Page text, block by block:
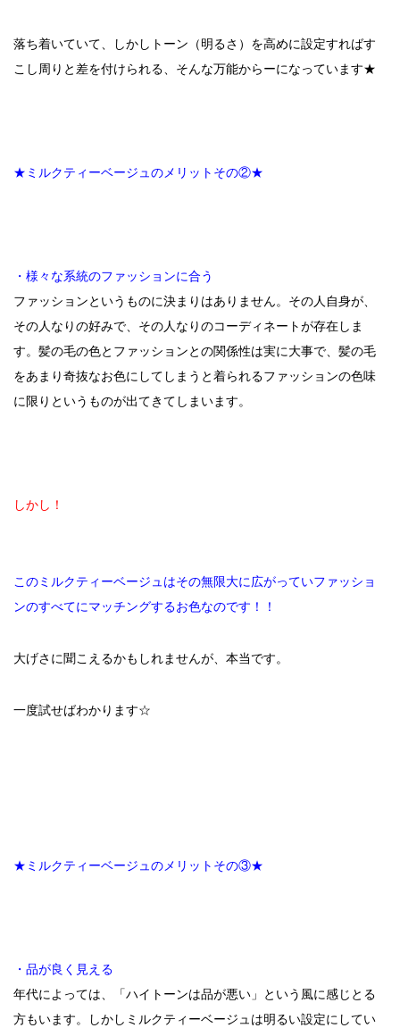
落ち着いていて、しかしトーン（明るさ）を高めに設定すればす
こし周りと差を付けられる、そんな万能からーになっています★
★ミルクティーベージュのメリットその②★
・様々な系統のファッションに合う
ファッションというものに決まりはありません。その人自身が、
その人なりの好みで、その人なりのコーディネートが存在しま
す。髪の毛の色とファッションとの関係性は実に大事で、髪の毛
をあまり奇抜なお色にしてしまうと着られるファッションの色味
に限りというものが出てきてしまいます。
しかし！
このミルクティーベージュはその無限大に広がっていファッショ
ンのすべてにマッチングするお色なのです！！
大げさに聞こえるかもしれませんが、本当です。
一度試せばわかります☆
★ミルクティーベージュのメリットその③★
・品が良く見える
年代によっては、「ハイトーンは品が悪い」という風に感じとる
方もいます。しかしミルクティーベージュは明るい設定にしてい